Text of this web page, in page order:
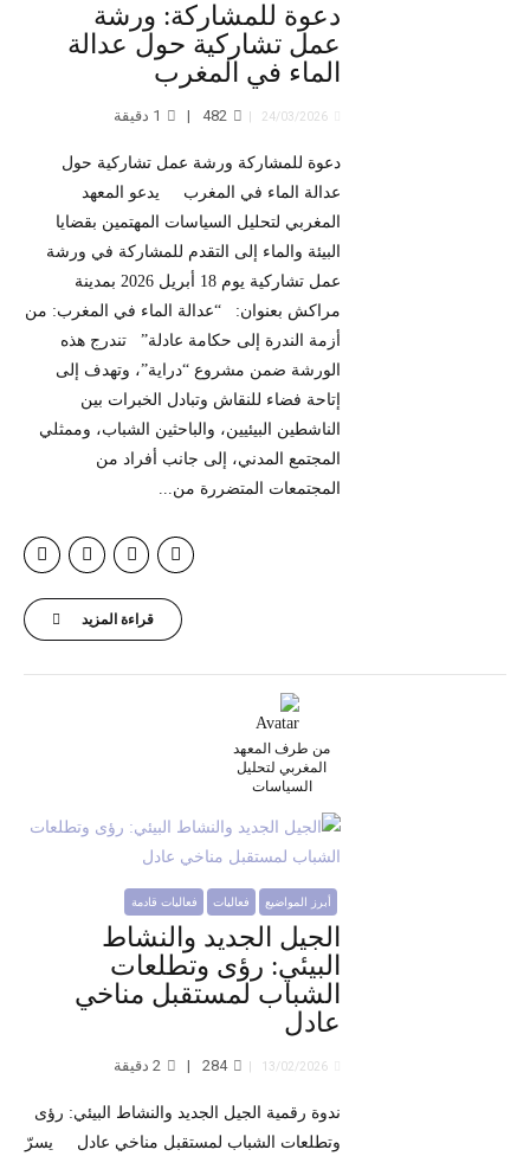
دعوة للمشاركة: ورشة
عمل تشاركية حول عدالة
الماء في المغرب
24/03/2026
482
1 دقيقة
دعوة للمشاركة ورشة عمل تشاركية حول
عدالة الماء في المغرب يدعو المعهد
المغربي لتحليل السياسات المهتمين بقضايا
البيئة والماء إلى التقدم للمشاركة في ورشة
عمل تشاركية يوم 18 أبريل 2026 بمدينة
مراكش بعنوان: “عدالة الماء في المغرب: من
أزمة الندرة إلى حكامة عادلة” تندرج هذه
الورشة ضمن مشروع “دراية”، وتهدف إلى
إتاحة فضاء للنقاش وتبادل الخبرات بين
الناشطين البيئيين، والباحثين الشباب، وممثلي
المجتمع المدني، إلى جانب أفراد من
المجتمعات المتضررة من...
قراءة المزيد
من طرف المعهد
المغربي لتحليل
السياسات
أبرز المواضيع فعاليات فعاليات قادمة
الجيل الجديد والنشاط
البيئي: رؤى وتطلعات
الشباب لمستقبل مناخي
عادل
13/02/2026
284
2دقيقة
ندوة رقمية الجيل الجديد والنشاط البيئي: رؤى
وتطلعات الشباب لمستقبل مناخي عادل يسرّ